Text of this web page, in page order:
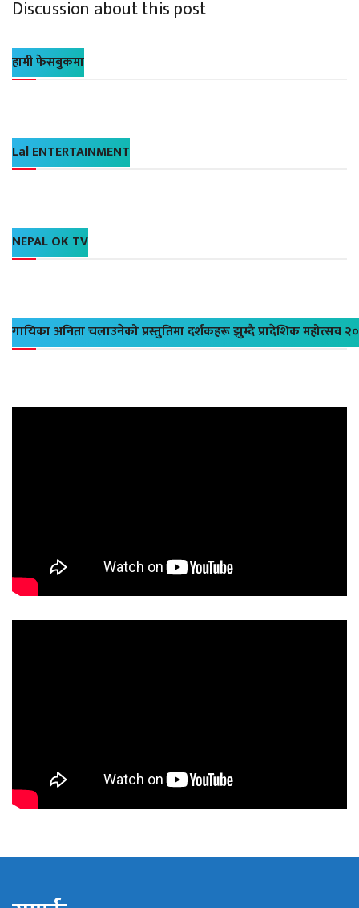
Discussion about this post
हामी फेसबुकमा
Lal ENTERTAINMENT
NEPAL OK TV
गायिका अनिता चलाउनेको प्रस्तुतिमा दर्शकहरू झुम्दै प्रादेशिक महोत्सव